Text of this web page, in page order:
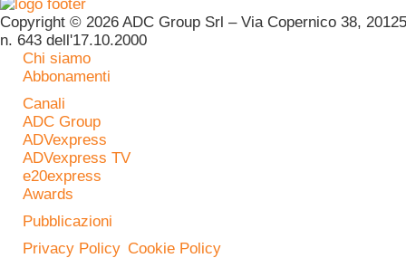
Copyright © 2026 ADC Group Srl – Via Copernico 38,
n. 643 dell'17.10.2000
Chi siamo
Abbonamenti
Canali
ADC Group
ADVexpress
ADVexpress TV
e20express
Awards
Pubblicazioni
Privacy Policy Cookie Policy